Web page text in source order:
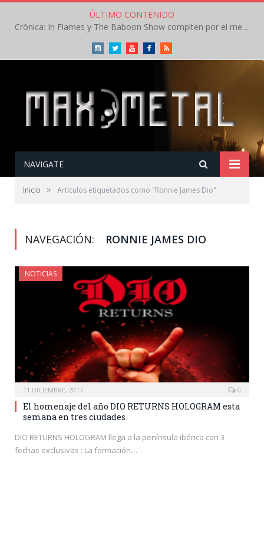
ÚLTIMO CONTENIDO
Crónica: In Flames y The Baboon Show compiten por el mejor concierto del día en el Leyendas del Rock – Viernes – Agosto 2026
InstagramTwitterYoutubeFacebookRSS
NAVIGATE
Inicio » Artículos etiquetados como "Ronnie James Dio"
NAVEGACIÓN: RONNIE JAMES DIO
NOTICIAS
11 DICIEMBRE, 2017 0
El homenaje del año DIO RETURNS HOLOGRAM esta
semana en tres ciudades
DIO RETURNS HOLOGRAM llega a la península ibérica con 3
fechas exclusivas : La formación…